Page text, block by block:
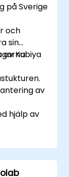
på Sverige
och
sin
Kubiya
av
hjälp av
styrd